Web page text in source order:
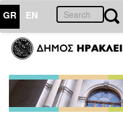
GR EN
ΕΠΙΚΑΙΡΟΤΗΤΑ
Τύπου
Αρχείο